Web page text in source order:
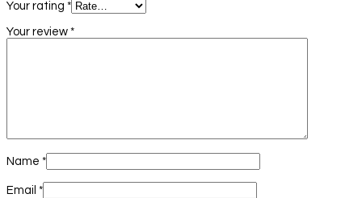
Your rating *
Your review *
Name *
Email *